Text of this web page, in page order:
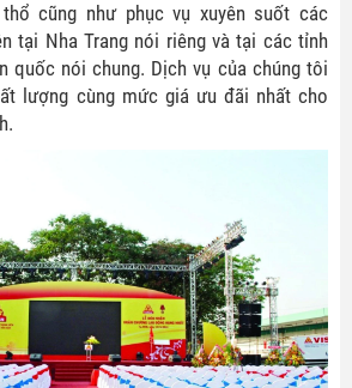
thổ cũng như phục vụ xuyên suốt các
tại Nha Trang nói riêng và tại các tỉnh
quốc nói chung. Dịch vụ của chúng tôi
lượng cùng mức giá ưu đãi nhất cho